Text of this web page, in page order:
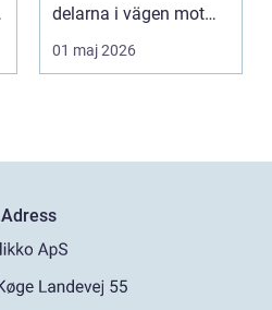
delarna i vägen mot
körkort. Många
kommer ...
01 maj 2026
Adress